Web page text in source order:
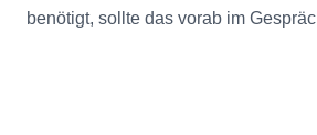
benötigt, sollte das vorab im